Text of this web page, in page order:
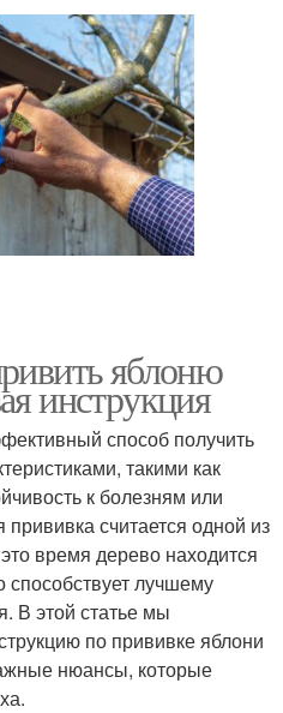
яблоню
инструкция
способ получить
такими как
к болезням или
считается одной из
время дерево находится
способствует лучшему
В этой статье мы
по прививке яблони
нюансы, которые